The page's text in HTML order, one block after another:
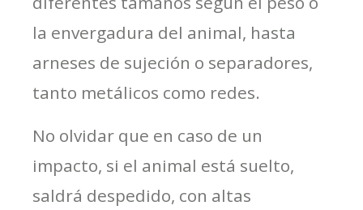
la envergadura del animal, hasta
arneses de sujeción o separadores,
tanto metálicos como redes.
No olvidar que en caso de un
impacto, si el animal está suelto,
saldrá despedido, con altas